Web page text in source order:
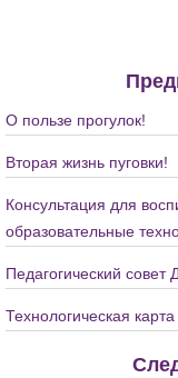
О пользе прогулок!
Вторая жизнь пуговки!
Консультация для
образовательные
Педагогический совет
Технологическая